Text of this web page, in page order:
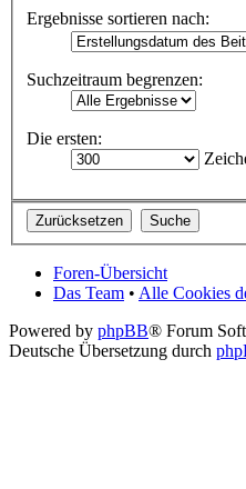
Ergebnisse sortieren nach:
Suchzeitraum begrenzen:
Die ersten:
Foren-Übersicht
Das Team • Alle Cookies
Powered by phpBB® Forum
Deutsche Übersetzung durch